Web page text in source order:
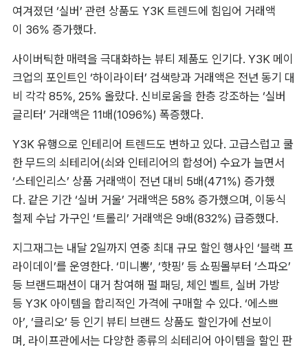
여겨졌던 ‘실버’ 관련 상품도 Y3K 트렌드에 힘입어 거래액
이 36% 증가했다.
사이버틱한 매력을 극대화하는 뷰티 제품도 인기다. Y3K 메이
크업의 포인트인 ‘하이라이터’ 검색량과 거래액은 전년 동기 대
비 각각 85%, 25% 올랐다. 신비로움을 한층 강조하는 ‘실버
글리터’ 거래액은 11배(1096%) 폭증했다.
Y3K 유행으로 인테리어 트렌드도 변하고 있다. 고급스럽고 쿨
한 무드의 쇠테리어(쇠와 인테리어의 합성어) 수요가 늘면서
‘스테인리스’ 상품 거래액이 전년 대비 5배(471%) 증가했
다. 같은 기간 ‘실버 거울’ 거래액은 58% 증가했으며, 이동식
철제 수납 가구인 ‘트롤리’ 거래액은 9배(832%) 급증했다.
지그재그는 내달 2일까지 연중 최대 규모 할인 행사인 ‘블랙 프
라이데이’를 운영한다. ‘미니뽕’, ‘핫핑’ 등 쇼핑몰부터 ‘스파오’
등 브랜드패션이 대거 참여해 펄 패딩, 체인 벨트, 실버 가방
등 Y3K 아이템을 합리적인 가격에 구매할 수 있다. ‘에스쁘
아’, ‘클리오’ 등 인기 뷰티 브랜드 상품도 할인가에 선보이
며, 라이프관에서는 다양한 종류의 쇠테리어 아이템을 할인 판